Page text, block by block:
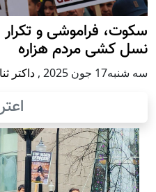
سکوت، فراموشی و تکرار
نسل کشی مردم هزاره
سه شنبه17 جون 2025 , داکتر